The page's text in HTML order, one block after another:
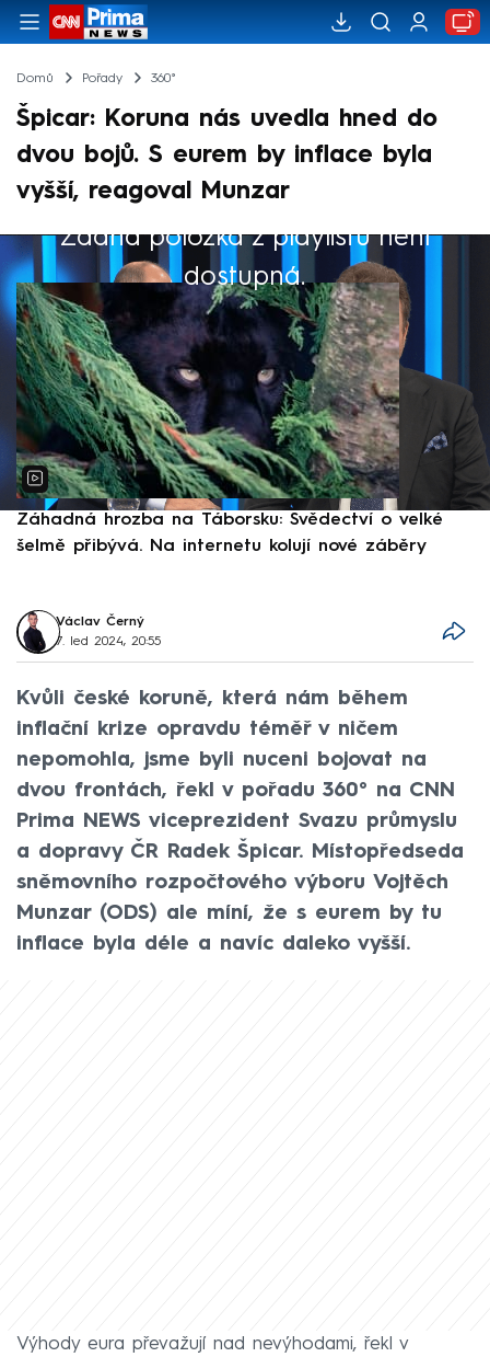
Domů Pořady 360°
Špicar: Koruna nás uvedla hned do
dvou bojů. S eurem by inflace byla
vyšší, reagoval Munzar
Žádná položka z playlistu není
dostupná.
Výběr redakce
Záhadná hrozba na Táborsku: Svědectví o velké
šelmě přibývá. Na internetu kolují nové záběry
Václav Černý
7. led 2024, 20:55
Kvůli české koruně, která nám během
inflační krize opravdu téměř v ničem
nepomohla, jsme byli nuceni bojovat na
dvou frontách, řekl v pořadu 360° na CNN
Prima NEWS viceprezident Svazu průmyslu
a dopravy ČR Radek Špicar. Místopředseda
sněmovního rozpočtového výboru Vojtěch
Munzar (ODS) ale míní, že s eurem by tu
inflace byla déle a navíc daleko vyšší.
Výhody eura převažují nad nevýhodami, řekl v